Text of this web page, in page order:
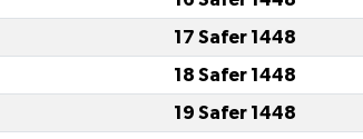
17 Safer 1448
18 Safer 1448
19 Safer 1448